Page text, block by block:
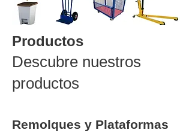
Productos
Descubre nuestros
productos
Remolques y Plataformas